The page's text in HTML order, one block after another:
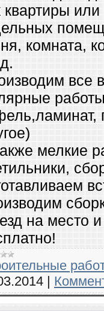
квартиры
комната,
все
мелкие
на место
|